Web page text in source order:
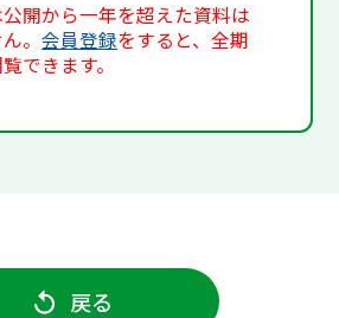
開から一年を超えた資料は
。会員登録をすると、全期
できます。
戻る